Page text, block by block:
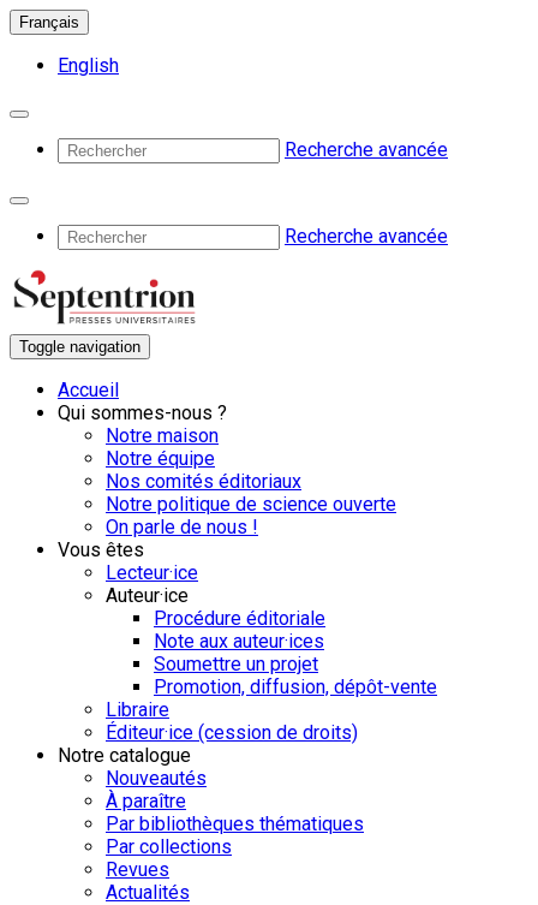
Français
English
Recherche avancée
Recherche avancée
Toggle navigation
Accueil
Qui sommes-nous ?
Notre maison
Notre équipe
Nos comités éditoriaux
Notre politique de science ouverte
On parle de nous !
Vous êtes
Lecteur·ice
Auteur·ice
Procédure éditoriale
Note aux auteur·ices
Soumettre un projet
Promotion, diffusion, dépôt-vente
Libraire
Éditeur·ice (cession de droits)
Notre catalogue
Nouveautés
À paraître
Par bibliothèques thématiques
Par collections
Revues
Actualités